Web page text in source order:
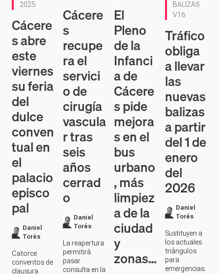
2025
Cácere
s abre
este
viernes
su feria
del
dulce
conven
tual en
el
palacio
episco
pal
Daniel
Torés
Catorce
conventos de
clausura
Cácere
s
recupe
ra el
servici
o de
cirugía
vascula
r tras
seis
años
cerrad
o
Daniel
Torés
La reapertura
permitirá
pasar
consulta en la
El
Pleno
de la
Infanci
a de
Cácere
s pide
mejora
s en el
bus
urbano
, más
limpiez
a de la
ciudad
y
zonas…
BALIZAS
V16
Tráfico
obliga
a llevar
las
nuevas
balizas
a partir
del 1 de
enero
del
2026
Daniel
Torés
Sustituyen a
los actuales
triángulos
para
emergencias.